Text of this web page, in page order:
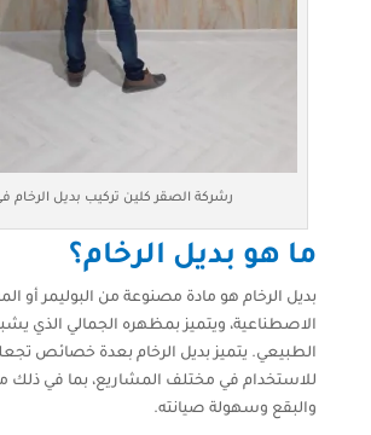
رشركة الصقر كلين تركيب بديل الرخام
ما هو بديل الرخام؟
بديل الرخام هو مادة مصنوعة من البوليمر أو
الاصطناعية، ويتميز بمظهره الجمالي الذي
الطبيعي. يتميز بديل الرخام بعدة خصائص تجعله
للاستخدام في مختلف المشاريع، بما في ذلك
والبقع وسهولة صيانته.